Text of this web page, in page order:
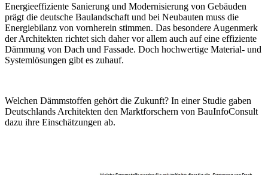
Energieeffiziente Sanierung und Modernisierung von Gebäuden
prägt die deutsche Baulandschaft und bei Neubauten muss die
Energiebilanz von vornherein stimmen. Das besondere Augenmerk
der Architekten richtet sich daher vor allem auch auf eine effiziente
Dämmung von Dach und Fassade. Doch hochwertige Material- und
Systemlösungen gibt es zuhauf.
Welchen Dämmstoffen gehört die Zukunft? In einer Studie gaben
Deutschlands Architekten den Marktforschern von BauInfoConsult
dazu ihre Einschätzungen ab.